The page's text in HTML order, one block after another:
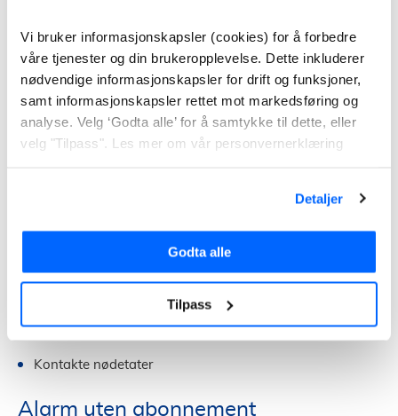
Vi bruker informasjonskapsler (cookies) for å forbedre
våre tjenester og din brukeropplevelse. Dette inkluderer
nødvendige informasjonskapsler for drift og funksjoner,
samt informasjonskapsler rettet mot markedsføring og
analyse. Velg ‘Godta alle’ for å samtykke til dette, eller
velg "Tilpass". Les mer om vår personvernerklæring
Detaljer
Godta alle
Tilpass
det si at den er tilknyttet en alarmsentral.
Sentralen er bemannet med vektere og ansatte fra
selskapet. Her sitter de og overvåker signaler og
varslinger fra boligalarmer. Sentralen kan også kalles
vaktsentral eller alarmstasjon.
Vurdere varslingene etter alvorlighet
Ringe boligeier og høre om det er falsk alarm
Kontakte nødetater
Alarm uten abonnement